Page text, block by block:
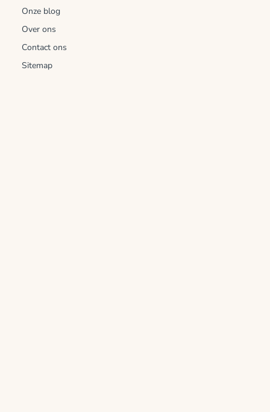
Onze blog
Over ons
Contact ons
Sitemap